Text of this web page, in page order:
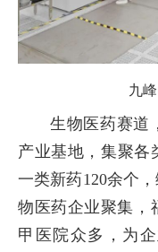
九
生物医药赛道
产业基地，集聚各
一类新药120余个
物医药企业聚集，
甲医院众多，为